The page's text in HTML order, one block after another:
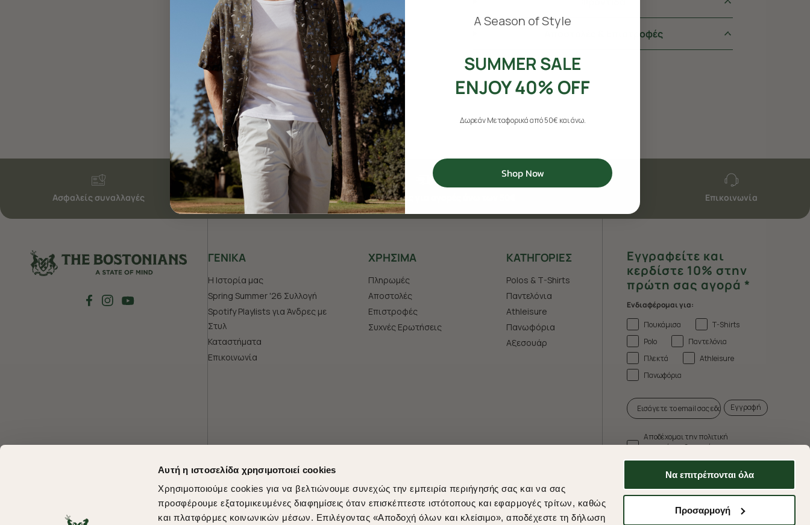
Αυτή η ιστοσελίδα χρησιμοποιεί cookies
Χρησιμοποιούμε cookies για να βελτιώνουμε συνεχώς την εμπειρία περιήγησής σας και να σας
προσφέρουμε εξατομικευμένες διαφημίσεις όταν επισκέπτεστε ιστότοπους και εφαρμογές τρίτων, καθώς
και πλατφόρμες κοινωνικών μέσων. Επιλέγοντας «Αποδοχή όλων και κλείσιμο», αποδέχεστε τη δήλωση
Να επιτρέπονται όλα
Προσαρμογή
Αποστολές & Επιστροφές
Ασφαλείς συναλλαγές Δωρεάν αποστολές για αγορές άνω των 50€ Επικοινωνία
ΓΕΝΙΚΑ
Η Ιστορία μας
Spring Summer '26 Συλλογή
Spotify Playlists για Άνδρες με
Στυλ
Καταστήματα
Επικοινωνία
ΧΡHΣΙΜΑ
Πληρωμές
Αποστολές
Επιστροφές
Συχνές Ερωτήσεις
ΚΑΤΗΓΟΡΙΕΣ
Polos & T-Shirts
Παντελόνια
Athleisure
Πανωφόρια
Aξεσουάρ
Εγγραφείτε και
κερδίστε 10% στην
πρώτη σας αγορά *
Ενδιαφέρομαι για:
Πουκάμισα
T-Shirts
Polo
Παντελόνια
Πλεκτά
Athleisure
Πανωφόρια
Εγγραφή
Αποδέχομαι την πολιτική
απορρήτου & τους όρους
* Δεν συνδυάζεται με άλλες προωθητικές
ενέργειες.
A Season of Style
SUMMER SALE
ENJOY 40% OFF
Δωρεάν Μεταφορικά από 50€ και άνω.
Shop Now